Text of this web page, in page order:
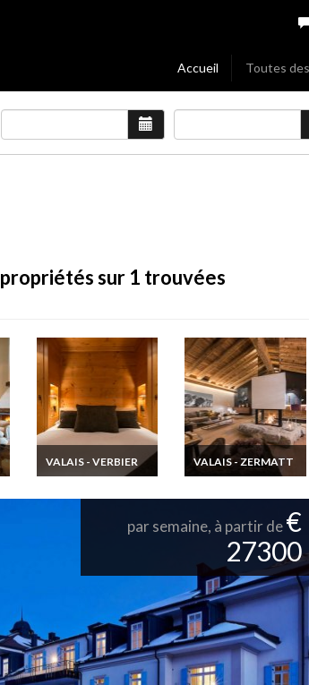
Accueil Toutes
propriétés sur 1 trouvées
VALAIS - VERBIER
Location
VALAIS - ZERMATT
Location chalet de
par semaine, à partir de€
27300